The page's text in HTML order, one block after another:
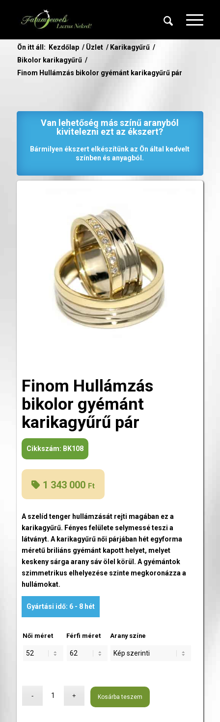
Ön itt áll: Kezdőlap / Üzlet / Karikagyűrű /
Bikolor karikagyűrű /
Finom Hullámzás bikolor gyémánt karikagyűrű pár
Van lehetőség más színű aranyból
kivitelezni ezt az ékszert?
Bármilyen ékszert elkészítünk az Ön által kedvelt
színben és anyagból.
Finom Hullámzás
bikolor gyémánt
karikagyűrű pár
Cikkszám: BK108
1 343 000 Ft
A szelíd tenger hullámzását rejti magában ez a
karikagyűrű. Fényes felülete selymessé teszi a
látványt. A karikagyűrű női párjában hét egyforma
méretű briliáns gyémánt kapott helyet, melyet
keskeny sárga arany sáv ölel körül. A gyémántok
szimmetrikus elhelyezése szinte megkoronázza a
hullámokat.
Gyártási idő: 6 - 8 hét
Női méret Férfi méret Arany színe
Kosárba teszem